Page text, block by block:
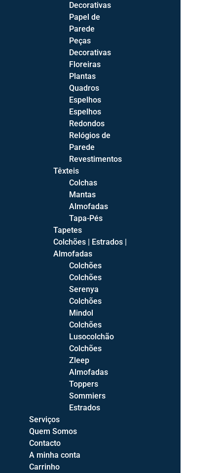
Sala de Jantar
Cadeiras
Aparadores
Cristaleiras
Mesas de Jantar
Mesas de Jantar Fixas
Mesas de Jantar Extensíveis
Salas de Estar Completas
Salas de Jantar Completas
Camas Estofadas
Camas de Bébé
Camas Juvenis
Camas de Casal
Camas Compactas
Camas C/Estrado Elevatório
Sommiers
Cabeceiras de Cama
Elementos
Mesas de Cabeceira
Cómodas
Camiseiros
Roupeiros
Espelhos
Toucadores
Quartos
Quartos Bébé
Quartos Juvenis
Decorativas
Papel de
Parede
Peças
Decorativas
Floreiras
Plantas
Quadros
Espelhos
Espelhos
Redondos
Relógios de
Parede
Revestimentos
Têxteis
Colchas
Mantas
Almofadas
Tapa-Pés
Tapetes
Colchões | Estrados |
Almofadas
Colchões
Colchões
Serenya
Colchões
Mindol
Colchões
Lusocolchão
Colchões
Zleep
Almofadas
Toppers
Sommiers
Estrados
Serviços
Quem Somos
Contacto
A minha conta
Carrinho